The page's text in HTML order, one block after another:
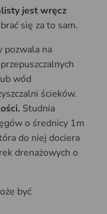
jest wręcz
się za to sam.
pozwala na
wód
ścieków.
Studnia
o średnicy 1m
do niej dociera
drenażowych o
być